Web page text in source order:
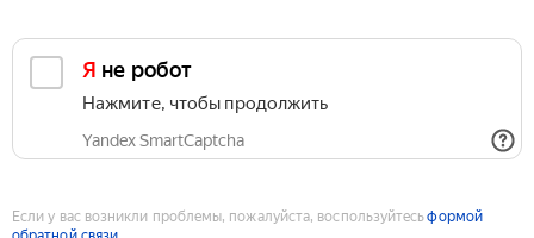
Я не робот
Нажмите, чтобы продолжить
Yandex SmartCaptcha
Если у вас возникли проблемы, пожалуйста, воспользуйтесьформой